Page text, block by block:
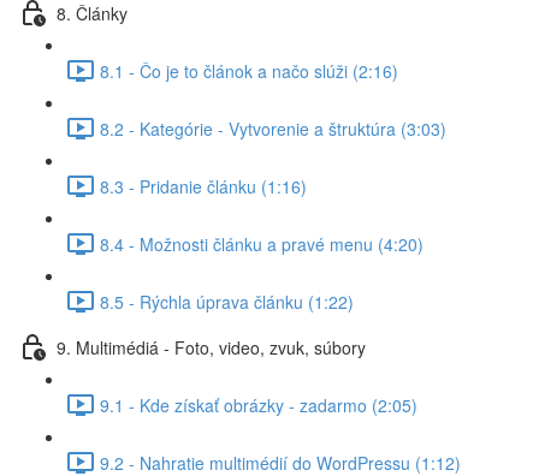
8. Články
8.1 - Čo je to článok a načo slúži (2:16)
8.2 - Kategórie - Vytvorenie a štruktúra (3:03)
8.3 - Pridanie článku (1:16)
8.4 - Možnosti článku a pravé menu (4:20)
8.5 - Rýchla úprava článku (1:22)
9. Multimédiá - Foto, video, zvuk, súbory
9.1 - Kde získať obrázky - zadarmo (2:05)
9.2 - Nahratie multimédií do WordPressu (1:12)